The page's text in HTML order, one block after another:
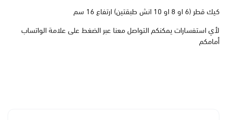
كيك قطر (6 او 8 او 10 انش طبقتين) ارتفاع 16 سم
لأي استفسارات يمكنكم التواصل معنا عبر الضغط على علامة الواتساب
أمامكم